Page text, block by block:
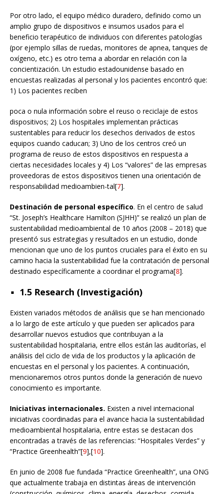
Por otro lado, el equipo médico duradero, definido como un
amplio grupo de dispositivos e insumos usados para el
beneficio terapéutico de individuos con diferentes patologías
(por ejemplo sillas de ruedas, monitores de apnea, tanques de
oxígeno, etc.) es otro tema a abordar en relación con la
concientización. Un estudio estadounidense basado en
encuestas realizadas al personal y los pacientes encontró que:
1) Los pacientes reciben
poca o nula información sobre el reuso o reciclaje de estos
dispositivos; 2) Los hospitales implementan prácticas
sustentables para reducir los desechos derivados de estos
equipos cuando caducan; 3) Uno de los centros creó un
programa de reuso de estos dispositivos en respuesta a
ciertas necesidades locales y 4) Los “valores” de las empresas
proveedoras de estos dispositivos tienen una orientación de
responsabilidad medioambien-tal[7].
Destinación de personal específico. En el centro de salud
“St. Joseph’s Healthcare Hamilton (SJHH)” se realizó un plan de
sustentabilidad medioambiental de 10 años (2008 – 2018) que
presentó sus estrategias y resultados en un estudio, donde
mencionan que uno de los puntos cruciales para el éxito en su
camino hacia la sustentabilidad fue la contratación de personal
destinado específicamente a coordinar el programa[8].
1.5 Research (Investigación)
Existen variados métodos de análisis que se han mencionado
a lo largo de este artículo y que pueden ser aplicados para
desarrollar nuevos estudios que contribuyan a la
sustentabilidad hospitalaria, entre ellos están las auditorías, el
análisis del ciclo de vida de los productos y la aplicación de
encuestas en el personal y los pacientes. A continuación,
mencionaremos otros puntos donde la generación de nuevo
conocimiento es importante.
Iniciativas internacionales. Existen a nivel internacional
iniciativas coordinadas para el avance hacia la sustentabilidad
medioambiental hospitalaria, entre estas se destacan dos
encontradas a través de las referencias: “Hospitales Verdes” y
“Practice Greenhealth”[9],[10].
En junio de 2008 fue fundada “Practice Greenhealth”, una ONG
que actualmente trabaja en distintas áreas de intervención